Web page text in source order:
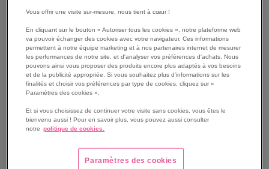
rectangulaire acier - Jayso
À partir de
440,00 €
528,00 € TTC
AUX
modèles VOIR
140 x 40 cm stratifié/acier
À partir de
465,00 €
558,00 € TTC
FAVORIS
Vous offrir une visite sur-mesure, nous tient à cœur !
En cliquant sur le bouton « Autoriser tous les cookies », notre plateforme web
va pouvoir échanger des cookies avec votre navigateur. Ces informations
permettent à notre équipe marketing et à nos partenaires internet de mesurer
les performances de notre site, et d'analyser vos préférences d'achats. Nous
pouvons ainsi vous proposer des produits encore plus adaptés à vos besoins
et de la publicité appropriée. Si vous souhaitez plus d'informations sur les
finalités et choisir vos préférences par type de cookies, cliquez sur «
Paramètres des cookies ».
Et si vous choisissez de continuer votre visite sans cookies, vous êtes le
bienvenu aussi ! Pour en savoir plus, vous pouvez aussi consulter
notre politique de cookies.
Paramètres des cookies